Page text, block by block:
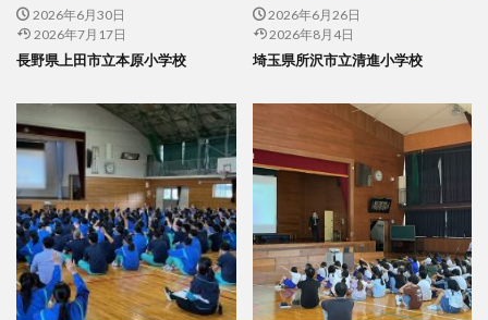
2026年6月30日
2026年7月17日
長野県上田市立本原小学校
2026年6月26日
2026年8月4日
埼玉県所沢市立清進小学校